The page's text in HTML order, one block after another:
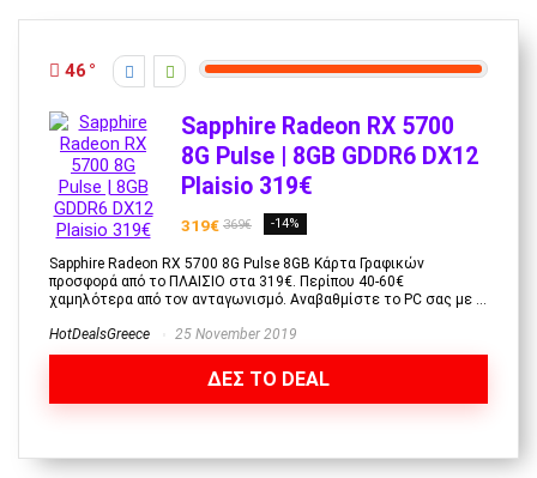
46
Sapphire Radeon RX 5700
8G Pulse | 8GB GDDR6 DX12
Plaisio 319€
319€ 369€ -14%
Sapphire Radeon RX 5700 8G Pulse 8GB Κάρτα Γραφικών
προσφορά από το ΠΛΑΙΣΙΟ στα 319€. Περίπου 40-60€
χαμηλότερα από τον ανταγωνισμό. Αναβαθμίστε το PC σας με ...
HotDealsGreece 25 November 2019
ΔΕΣ ΤΟ DEAL